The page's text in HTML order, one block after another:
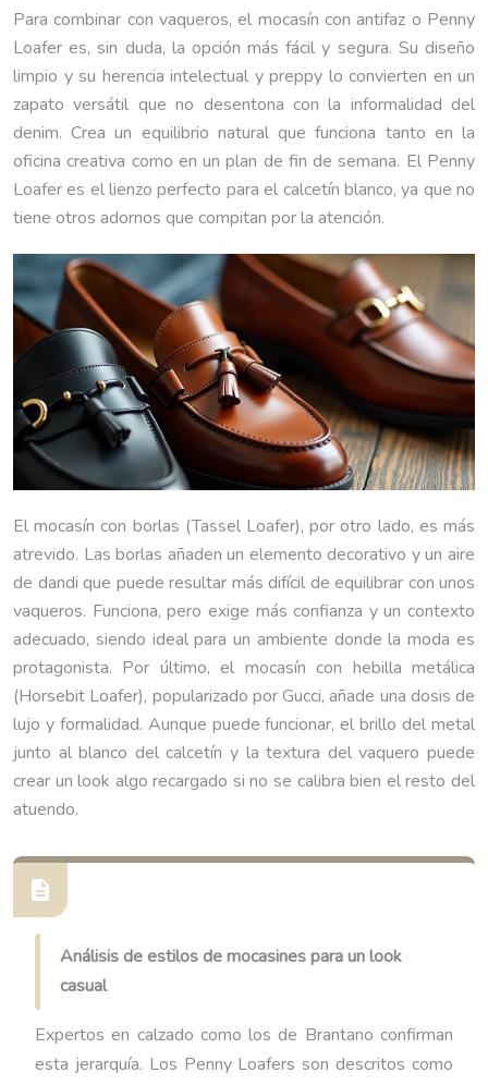
Para combinar con vaqueros, el mocasín con antifaz o Penny
Loafer es, sin duda, la opción más fácil y segura. Su diseño
limpio y su herencia intelectual y preppy lo convierten en un
zapato versátil que no desentona con la informalidad del
denim. Crea un equilibrio natural que funciona tanto en la
oficina creativa como en un plan de fin de semana. El Penny
Loafer es el lienzo perfecto para el calcetín blanco, ya que no
tiene otros adornos que compitan por la atención.
El mocasín con borlas (Tassel Loafer), por otro lado, es más
atrevido. Las borlas añaden un elemento decorativo y un aire
de dandi que puede resultar más difícil de equilibrar con unos
vaqueros. Funciona, pero exige más confianza y un contexto
adecuado, siendo ideal para un ambiente donde la moda es
protagonista. Por último, el mocasín con hebilla metálica
(Horsebit Loafer), popularizado por Gucci, añade una dosis de
lujo y formalidad. Aunque puede funcionar, el brillo del metal
junto al blanco del calcetín y la textura del vaquero puede
crear un look algo recargado si no se calibra bien el resto del
atuendo.
Análisis de estilos de mocasines para un look
casual
Expertos en calzado como los de Brantano confirman
esta jerarquía. Los Penny Loafers son descritos como